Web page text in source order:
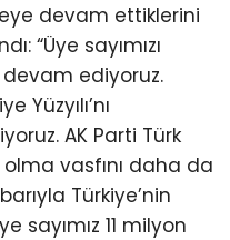
devam ettiklerini
“Üye sayımızı
ediyoruz.
Yüzyılı’nı
AK Parti Türk
vasfını daha da
Türkiye’nin
sayımız 11 milyon